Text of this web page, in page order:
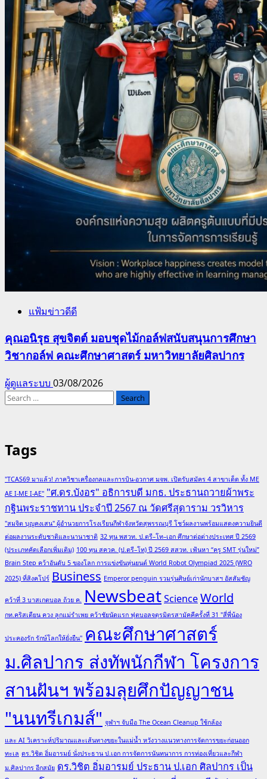
แฟ้มข่าวดีดี
คุณอนิรุธ สุขจิตต์ มอบชุดไม้กอล์ฟสนับสนุนการศึกษา
วิชากอล์ฟ คณะศึกษาศาสตร์ มหาวิทยาลัยศิลปากร
ผู้ดูแลระบบ 03/08/2026
Search
Tags
"TCAS69 มาแล้ว! ภาควิชาเครื่องกลและการบิน-อวกาศ มจพ. เปิดรับสมัคร 4 สาขาเด็ด ทั้ง ME
AE I-ME I-AE" "ศ.ดร.บังอร" อธิการบดี มกธ. ประธานถวายผ้าพระ
กฐินพระราชทาน ประจำปี 2567 ณ วัดศรีสุดาราม วรวิหาร
"สมจิต บุญคงเสน" ผู้อำนวยการโรงเรียนกีฬาจังหวัดสุพรรณบุรี โชว์ผลงานพร้อมแสดงความยินดี
ต่อผลงานระดับชาติและนานาชาติ 32 ทุน พสวท. ป.ตรี–โท–เอก ศึกษาต่อต่างประเทศ ปี 2569
(ประเภทคัดเลือกเพิ่มเติม) 100 ทุน สควค. (ป.ตรี–โท) ปี 2569 สสวท. เฟ้นหา “ครู SMT รุ่นใหม่”
Brain Step คว้าอันดับ 5 ของโลก การแข่งขันหุ่นยนต์ World Robot Olympiad 2025 (WRO
2025) ที่สิงคโปร์ Business Emperor penguin รวมรุ่นศิษย์เก่านักบาสฯ อัสสัมชัญ
คว้าที่ 3 บาสเกตบอล ถ้วย ค. NewsbeatScienceWorld
กท.คริสเตียน ควง ลูกแม่รำเพย คว้าชัยนัดแรก ฟุตบอลจตุรมิตรสามัคคีครั้งที่ 31 "สี่พี่น้อง
ประคองรัก รักษ์โลกให้ยั่งยืน" คณะศึกษาศาสตร์
ม.ศิลปากร ส่งทัพนักกีฬา โครงการ
สานฝันฯ พร้อมลุยศึกปัญญาชน
"นนทรีเกมส์" จุฬาฯ จับมือ The Ocean Cleanup ใช้กล้อง
และ AI วิเคราะห์ปริมาณและเส้นทางขยะในแม่น้ำ หวังวางแนวทางการจัดการขยะก่อนออก
ทะเล ดร.วิชิต อิ่มอารมย์ นั่งประธาน ป.เอก การจัดการนันทนาการ การท่องเที่ยวและกีฬา
ม.ศิลปากร อีกสมัย ดร.วิชิต อิ่มอารมย์ ประธาน ป.เอก ศิลปากร เป็น